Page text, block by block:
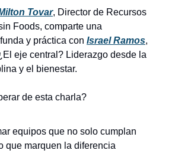
Tovar, Director de Recursos
Foods, comparte una
y práctica con Israel Ramos,
eje central? Liderazgo desde la
y el bienestar.
de esta charla?
equipos que no solo cumplan
que marquen la diferencia